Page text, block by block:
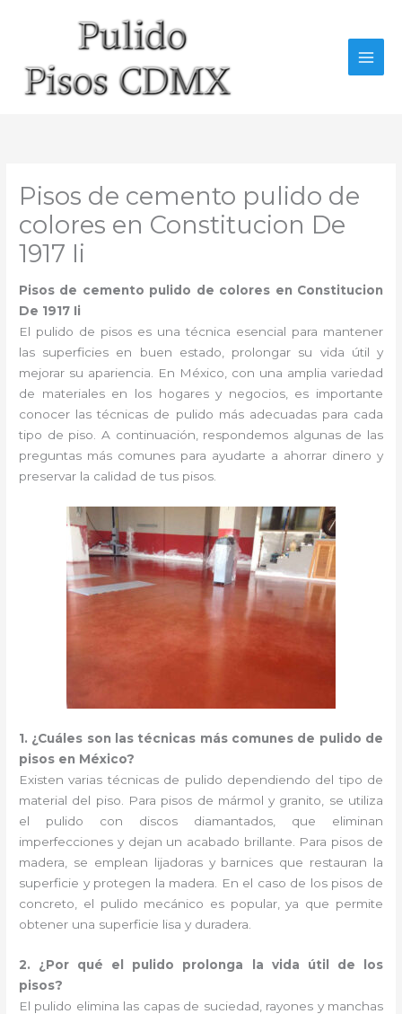
Pisos de cemento pulido de
colores en Constitucion De
1917 Ii
Pisos de cemento pulido de colores en Constitucion
De 1917 Ii
El pulido de pisos es una técnica esencial para mantener
las superficies en buen estado, prolongar su vida útil y
mejorar su apariencia. En México, con una amplia variedad
de materiales en los hogares y negocios, es importante
conocer las técnicas de pulido más adecuadas para cada
tipo de piso. A continuación, respondemos algunas de las
preguntas más comunes para ayudarte a ahorrar dinero y
preservar la calidad de tus pisos.
1. ¿Cuáles son las técnicas más comunes de pulido de
pisos en México?
Existen varias técnicas de pulido dependiendo del tipo de
material del piso. Para pisos de mármol y granito, se utiliza
el pulido con discos diamantados, que eliminan
imperfecciones y dejan un acabado brillante. Para pisos de
madera, se emplean lijadoras y barnices que restauran la
superficie y protegen la madera. En el caso de los pisos de
concreto, el pulido mecánico es popular, ya que permite
obtener una superficie lisa y duradera.
2. ¿Por qué el pulido prolonga la vida útil de los
pisos?
El pulido elimina las capas de suciedad, rayones y manchas